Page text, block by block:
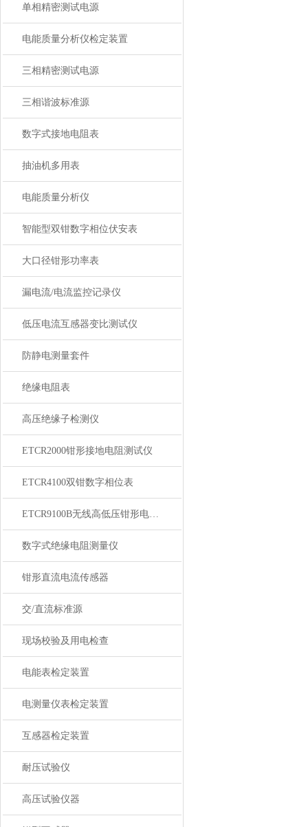
单相精密测试电源
电能质量分析仪检定装置
三相精密测试电源
三相谐波标准源
数字式接地电阻表
抽油机多用表
电能质量分析仪
智能型双钳数字相位伏安表
大口径钳形功率表
漏电流/电流监控记录仪
低压电流互感器变比测试仪
防静电测量套件
绝缘电阻表
高压绝缘子检测仪
ETCR2000钳形接地电阻测试仪
ETCR4100双钳数字相位表
ETCR9100B无线高低压钳形电流表
数字式绝缘电阻测量仪
钳形直流电流传感器
交/直流标准源
现场校验及用电检查
电能表检定装置
电测量仪表检定装置
互感器检定装置
耐压试验仪
高压试验仪器